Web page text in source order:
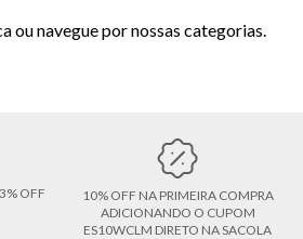
ou navegue por nossas categorias.
OFF
10% OFF NA PRIMEIRA COMPRA
ADICIONANDO O CUPOM
ES10WCLM DIRETO NA SACOLA